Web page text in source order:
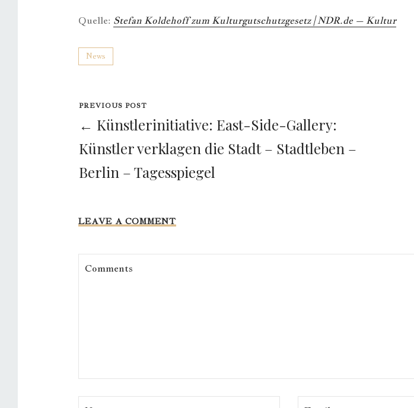
Quelle: Stefan Koldehoff zum Kulturgutschutzgesetz | NDR.de – Kultur
News
PREVIOUS POST
← Künstlerinitiative: East-Side-Gallery:
Künstler verklagen die Stadt – Stadtleben –
Berlin – Tagesspiegel
LEAVE A COMMENT